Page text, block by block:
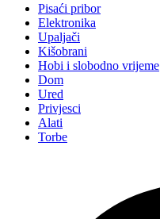
Pisaći pribor
Elektronika
Upaljači
Kišobrani
Hobi i slobodno vrijeme
Dom
Ured
Privjesci
Alati
Torbe